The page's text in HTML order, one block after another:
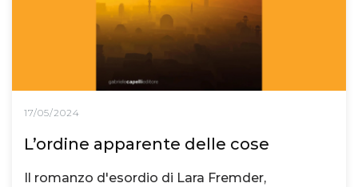
17/05/2024
L’ordine apparente delle cose
Il romanzo d'esordio di Lara Fremder,